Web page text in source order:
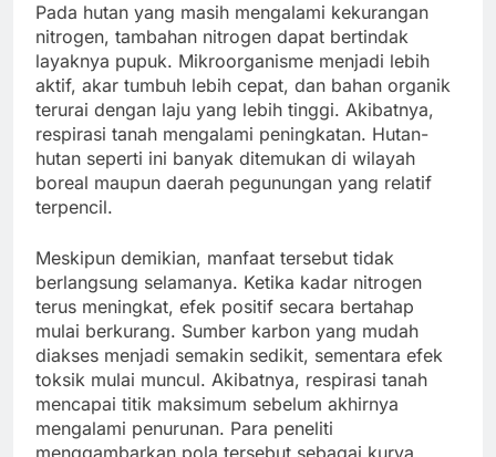
Pada hutan yang masih mengalami kekurangan
nitrogen, tambahan nitrogen dapat bertindak
layaknya pupuk. Mikroorganisme menjadi lebih
aktif, akar tumbuh lebih cepat, dan bahan organik
terurai dengan laju yang lebih tinggi. Akibatnya,
respirasi tanah mengalami peningkatan. Hutan-
hutan seperti ini banyak ditemukan di wilayah
boreal maupun daerah pegunungan yang relatif
terpencil.
Meskipun demikian, manfaat tersebut tidak
berlangsung selamanya. Ketika kadar nitrogen
terus meningkat, efek positif secara bertahap
mulai berkurang. Sumber karbon yang mudah
diakses menjadi semakin sedikit, sementara efek
toksik mulai muncul. Akibatnya, respirasi tanah
mencapai titik maksimum sebelum akhirnya
mengalami penurunan. Para peneliti